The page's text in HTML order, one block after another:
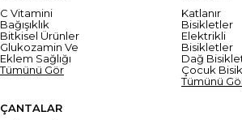
C Vitamini
Bağışıklık
Bitkisel Ürünler
Glukozamin Ve
Eklem Sağlığı
Tümünü Gör
Katlanır
Bisikletler
Elektrikli
Bisikletler
Dağ
Çocuk
Tümünü
ÇANTALAR